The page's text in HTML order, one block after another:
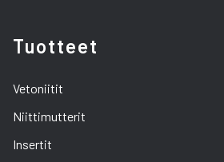
Tuotteet
Vetoniitit
Niittimutterit
Insertit